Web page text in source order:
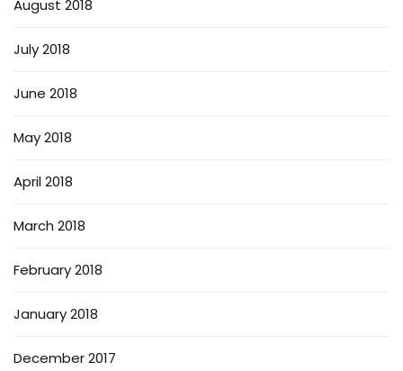
August 2018
July 2018
June 2018
May 2018
April 2018
March 2018
February 2018
January 2018
December 2017